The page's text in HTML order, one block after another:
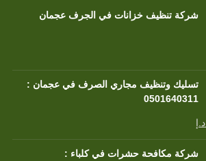
شركة تنظيف خزانات في الجرف عجمان
تسليك وتنظيف مجاري الصرف في عجمان :
0501640311
د.إ
شركة مكافحة حشرات في كلباء :